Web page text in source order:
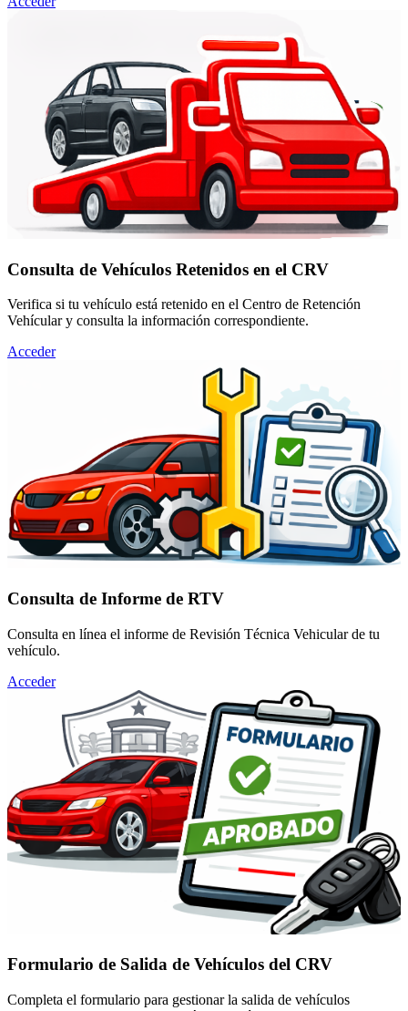
Consulta de Vehículos Retenidos en el CRV
Verifica si tu vehículo está retenido en el Centro de Retención
Vehícular y consulta la información correspondiente.
Acceder
Consulta de Informe de RTV
Consulta en línea el informe de Revisión Técnica Vehicular de tu
vehículo.
Acceder
Formulario de Salida de Vehículos del CRV
Completa el formulario para gestionar la salida de vehículos